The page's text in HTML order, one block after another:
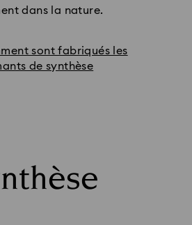
dans la nature.
sont fabriqués les
de synthèse